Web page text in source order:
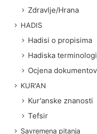
Zdravlje/Hrana
HADIS
Hadisi o propisima
Hadiska
Ocjena
KUR'AN
Kur'anske znanosti
Tefsir
Savremena pitanja